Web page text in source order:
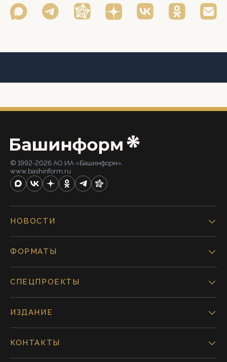
© 1992-2026 АО ИА «Башинформ».
www.bashinform.ru
НОВОСТИ
ФОРМАТЫ
СПЕЦПРОЕКТЫ
ИЗДАНИЕ
КОНТАКТЫ